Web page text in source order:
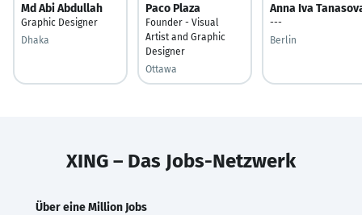
Md Abi Abdullah
Graphic Designer
Dhaka
Paco Plaza
Founder - Visual
Artist and Graphic
Designer
Ottawa
Anna Iva
---
Berlin
XING – Das Jobs-Netzwerk
Über eine Million Jobs